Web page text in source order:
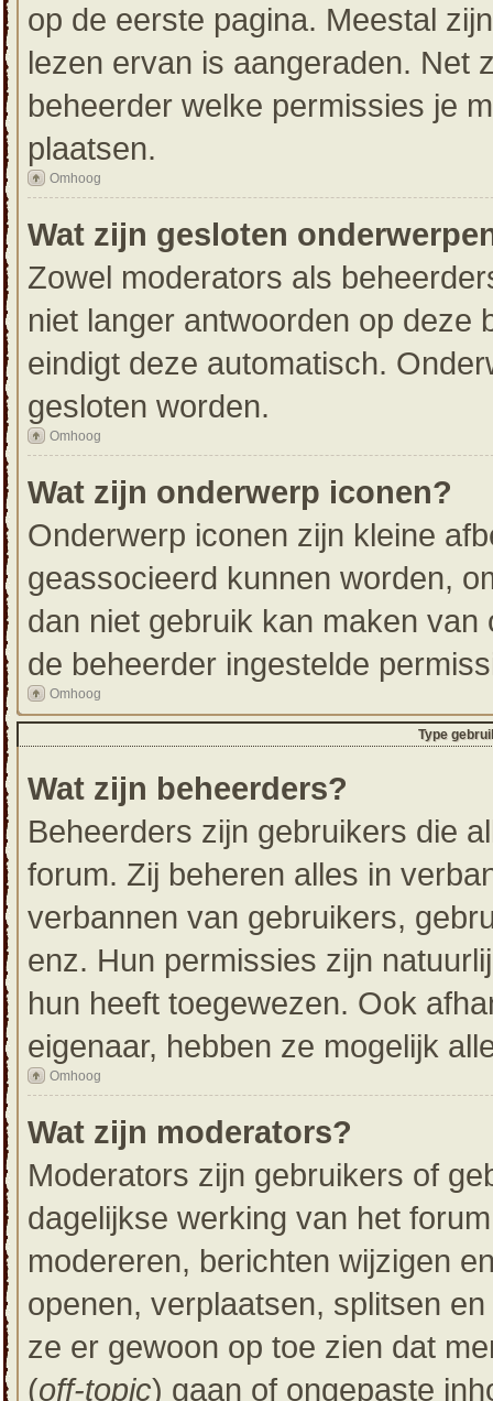
op de eerste pagina. Meestal
lezen ervan is aangeraden. Net
beheerder welke permissies je
plaatsen.
Omhoog
Wat zijn gesloten
Zowel moderators als
niet langer antwoorden op deze
eindigt deze automatisch.
gesloten worden.
Omhoog
Wat zijn onderwerp iconen?
Onderwerp iconen zijn kleine
geassocieerd kunnen worden,
dan niet gebruik kan maken
de beheerder ingestelde
Omhoog
Type
Wat zijn beheerders?
Beheerders zijn gebruikers die
forum. Zij beheren alles in
verbannen van gebruikers,
enz. Hun permissies zijn
hun heeft toegewezen. Ook
eigenaar, hebben ze mogelijk
Omhoog
Wat zijn moderators?
Moderators zijn gebruikers of
dagelijkse werking van het
modereren, berichten wijzigen
openen, verplaatsen, splitsen
ze er gewoon op toe zien dat
(off-topic) gaan of ongepaste